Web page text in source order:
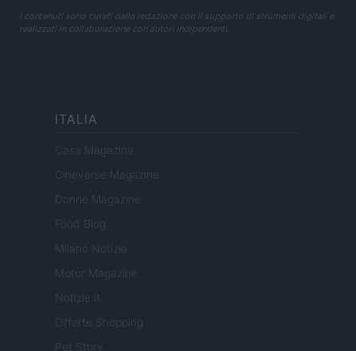
I contenuti sono curati dalla redazione con il supporto di strumenti digitali e
realizzati in collaborazione con autori indipendenti.
ITALIA
Casa Magazine
Cineverse Magazine
Donne Magazine
Food Blog
Milano Notizie
Motor Magazine
Notizie.it
Offerte Shopping